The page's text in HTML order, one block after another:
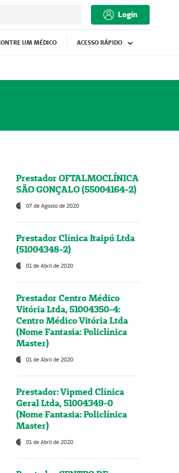
Login
UM MÉDICO ACESSO RÁPIDO
Prestador OFTALMOCLÍNICA
SÃO GONÇALO (55004164-2)
07 de Agosto de 2020
Prestador Clínica Itaipú Ltda
(51004348-2)
01 de Abril de 2020
Prestador Centro Médico
Vitória Ltda, 51004350-4:
Centro Médico Vitória Ltda
(Nome Fantasia: Policlínica
Master)
01 de Abril de 2020
Prestador: Vipmed Clínica
Geral Ltda, 51004349-0
(Nome Fantasia: Policlínica
Master)
01 de Abril de 2020